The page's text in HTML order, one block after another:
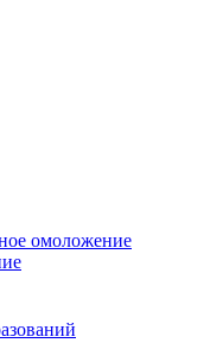
омоложение